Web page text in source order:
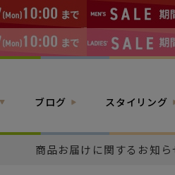
ブログ スタイリング
商品お届けに関するお知ら